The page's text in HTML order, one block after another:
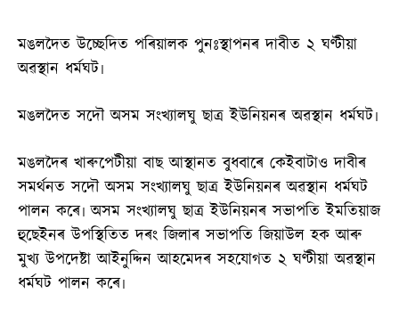
মঙলদৈত উচ্ছেদিত পৰিয়ালক পুনঃস্থাপনৰ দাবীত ২ ঘণ্টীয়া
অৱস্থান ধৰ্মঘট৷
মঙলদৈত সদৌ অসম সংখ্যালঘু ছাত্ৰ ইউনিয়নৰ অৱস্থান ধৰ্মঘট৷
মঙলদৈৰ খাৰুপেটীয়া বাছ আস্থানত বুধবাৰে কেইবাটাও দাবীৰ
সমৰ্থনত সদৌ অসম সংখ্যালঘু ছাত্ৰ ইউনিয়নৰ অৱস্থান ধৰ্মঘট
পালন কৰে৷ অসম সংখ্যালঘু ছাত্ৰ ইউনিয়নৰ সভাপতি ইমতিয়াজ
হুছেইনৰ উপস্থিতিত দৰং জিলাৰ সভাপতি জিয়াউল হক আৰু
মুখ্য উপদেষ্টা আইনুদ্দিন আহমেদৰ সহযোগত ২ ঘণ্টীয়া অৱস্থান
ধৰ্মঘট পালন কৰে৷